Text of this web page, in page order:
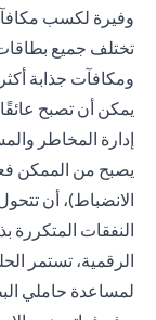
وفيرة لكسب
تختلف جميع
ومكافآت جذابة
يمكن أن تصبح
إدارة المخاطر
يصبح من الممكن
الانضباط)، أن
النفقات المتكررة
الرقمية، تستمر
لمساعدة حاملي